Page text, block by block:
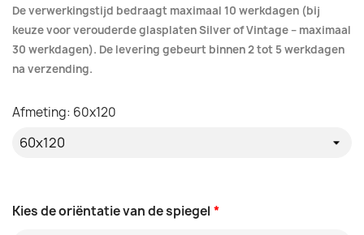
De verwerkingstijd bedraagt maximaal 10 werkdagen (bij
keuze voor verouderde glasplaten Silver of Vintage – maximaal
30 werkdagen). De levering gebeurt binnen 2 tot 5 werkdagen
na verzending.
*
Kies de oriëntatie van de spiegel
Afmeting: 60x120